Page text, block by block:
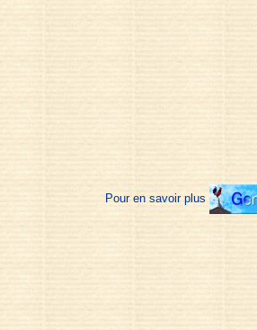
Pour en savoir plus